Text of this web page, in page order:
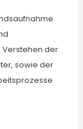
der
sowie der